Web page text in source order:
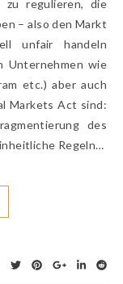
zu regulieren, die
– also den Markt
unfair handeln
Unternehmen wie
etc.) aber auch
Markets Act sind:
des
Regeln…